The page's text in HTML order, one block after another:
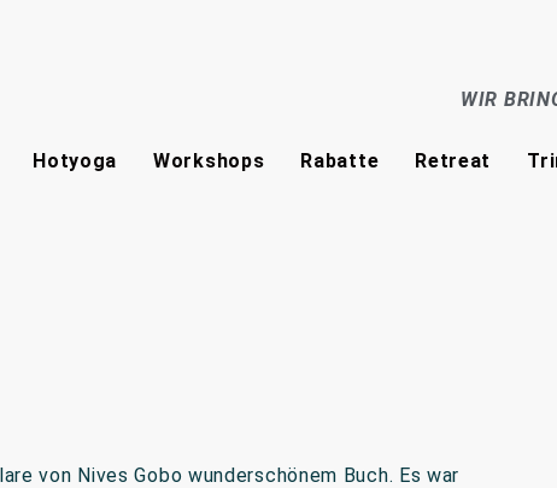
WIR
Hotyoga Workshops Rabatte Retreat
von Nives Gobo wunderschönem Buch. Es war